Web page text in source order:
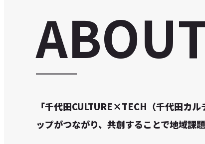
「千代田CULTURE×TECH（千代田カ
ップがつながり、共創することで地域課